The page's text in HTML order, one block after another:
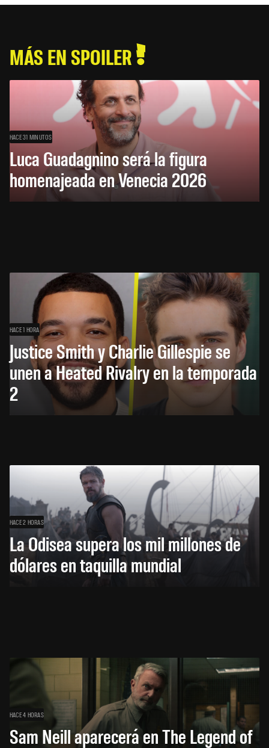
MÁS EN SPOILER
HACE 31 MINUTOS
Luca Guadagnino será la figura
homenajeada en Venecia 2026
HACE 1 HORA
Justice Smith y Charlie Gillespie se
unen a Heated Rivalry en la temporada
2
HACE 2 HORAS
La Odisea supera los mil millones de
dólares en taquilla mundial
HACE 4 HORAS
Sam Neill aparecerá en The Legend of